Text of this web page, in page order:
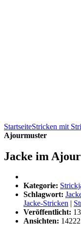
StartseiteStricken mit
Ajourmuster
Jacke im
Kategorie:
Schlagwort:
Jacke-Stricken
Veröffentlicht:
Ansichten: 14222